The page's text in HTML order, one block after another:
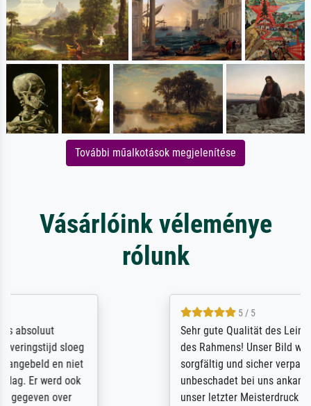
További műalkotások megjelenítése
Vásárlóink véleménye
rólunk
Sehr gute Qualität des Leinwanddrucks und
des Rahmens! Unser Bild wurde sehr
sorgfältig und sicher verpackt, so dass es
unbeschadet bei uns ankam. Es wird nicht
unser letzter Meisterdruck sein. Vielen